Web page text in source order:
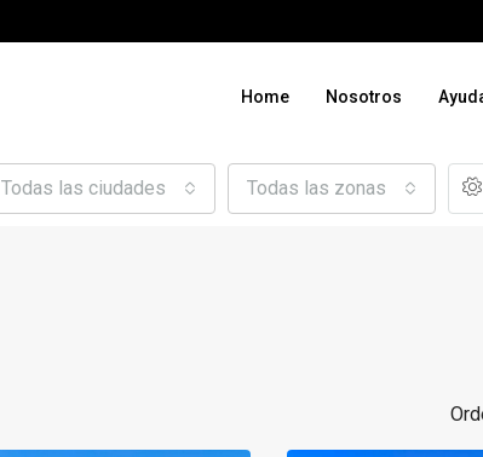
Home Nosotros
Todas las ciudades Todas las zonas